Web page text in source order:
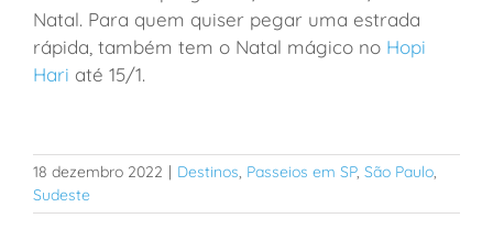
Natal. Para quem quiser pegar uma estrada
rápida, também tem o Natal mágico no Hopi
Hari até 15/1.
18 dezembro 2022 | Destinos, Passeios em SP, São Paulo,
Sudeste